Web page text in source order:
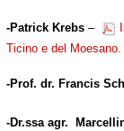
-Patrick Krebs–
Ticino e del Moesano.
-Prof. dr. Francis
-Dr.ssa agr.